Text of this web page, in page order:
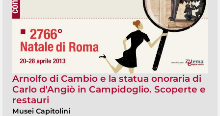
Arnolfo di Cambio e la statua onoraria di
Carlo d'Angiò in Campidoglio. Scoperte e
restauri
Musei Capitolini